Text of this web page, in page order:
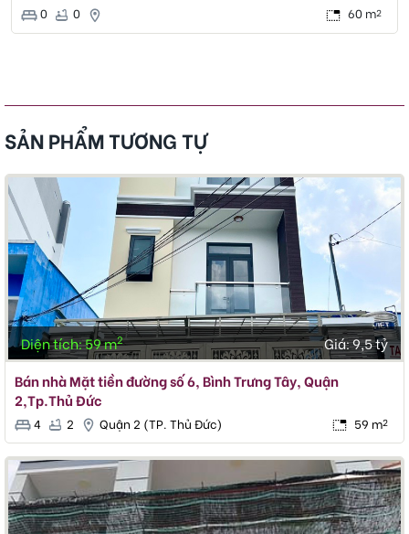
0 0 60 m2
SẢN PHẨM TƯƠNG TỰ
Diện tích: 59 m2 Giá:9,5 tỷ
Bán nhà Mặt tiền đường số 6, Bình Trưng Tây, Quận
2,Tp.Thủ Đức
4 2 Quận 2 (TP. Thủ Đức) 59 m2